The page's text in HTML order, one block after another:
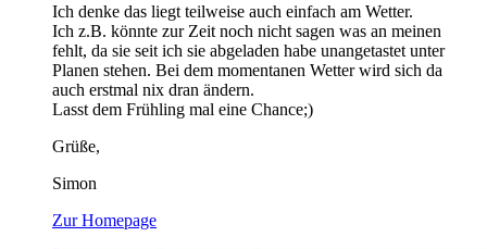
Ich denke das liegt teilweise auch einfach am Wetter.
Ich z.B. könnte zur Zeit noch nicht sagen was an meinen
fehlt, da sie seit ich sie abgeladen habe unangetastet unter
Planen stehen. Bei dem momentanen Wetter wird sich da
auch erstmal nix dran ändern.
Lasst dem Frühling mal eine Chance;)
Grüße,
Simon
Zur Homepage